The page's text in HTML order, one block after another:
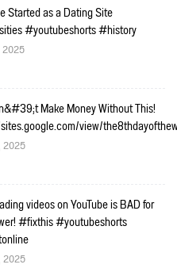
Started as a Dating Site
#youtubeshorts #history
2025
Make Money Without This!
view/
2025
videos on YouTube is BAD for
#fixthis #youtubeshorts
2025